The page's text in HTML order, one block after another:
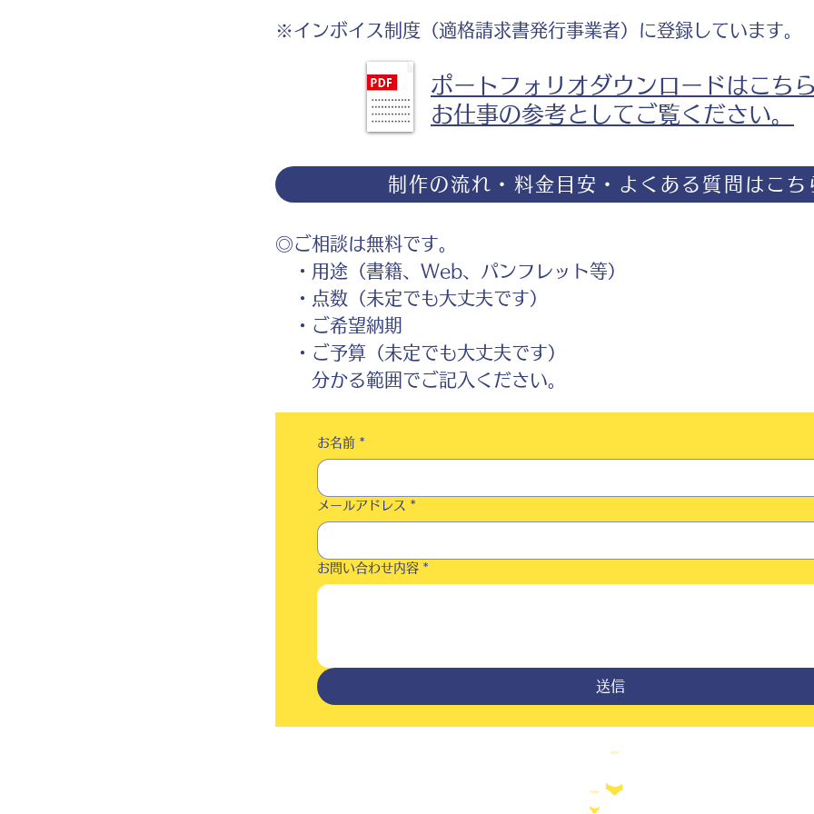
※インボイス制度（適格請求書発行事業者）に登録しています。
ポートフォリオダウンロードはこち
お仕事の参考としてご覧ください。
制作の流れ・料金目安・よくある質問はこち
◎ご相談は無料です。
・用途（書籍、Web、パンフレット等）
・点数（未定でも大丈夫です）
・ご希望納期
・ご予算（未定でも大丈夫です）
分かる範囲でご記入ください。
お名前 *
メールアドレス *
お問い合わせ内容 *
送信